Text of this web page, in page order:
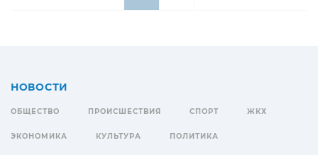
НОВОСТИ
ОБЩЕСТВО ПРОИСШЕСТВИЯ СПОРТ ЖКХ
ЭКОНОМИКА КУЛЬТУРА ПОЛИТИКА